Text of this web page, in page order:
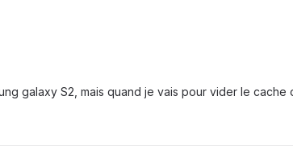
galaxy S2, mais quand je vais pour vider le